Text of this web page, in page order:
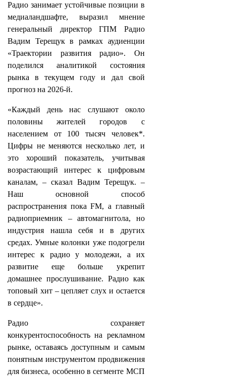
Радио занимает устойчивые позиции в
медиаландшафте, выразил мнение
генеральный директор ГПМ Радио
Вадим Терещук в рамках аудиенции
«Траектории развития радио». Он
поделился аналитикой состояния
рынка в текущем году и дал свой
прогноз на 2026-й.
«Каждый день нас слушают около
половины жителей городов с
населением от 100 тысяч человек*.
Цифры не меняются несколько лет, и
это хороший показатель, учитывая
возрастающий интерес к цифровым
каналам, – сказал Вадим Терещук. –
Наш основной способ
распространения пока FM, а главный
радиоприемник – автомагнитола, но
индустрия нашла себя и в других
средах. Умные колонки уже подогрели
интерес к радио у молодежи, а их
развитие еще больше укрепит
домашнее прослушивание. Радио как
топовый хит – цепляет слух и остается
в сердце».
Радио сохраняет
конкурентоспособность на рекламном
рынке, оставаясь доступным и самым
понятным инструментом продвижения
для бизнеса, особенно в сегменте МСП